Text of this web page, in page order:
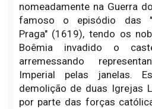
nomeadamente na Guerra
famoso o episódio das
Praga" (1619), tendo os
Boêmia invadido o
arremessando
Imperial pelas janelas.
demolição de duas Igrejas
por parte das forças